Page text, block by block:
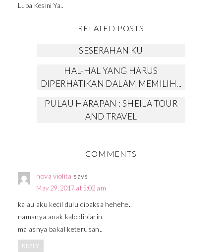
Lupa Kesini Ya..
RELATED POSTS
SESERAHAN KU
HAL-HAL YANG HARUS
DIPERHATIKAN DALAM MEMILIH...
PULAU HARAPAN : SHEILA TOUR
AND TRAVEL
COMMENTS
nova violita says
May 29, 2017 at 5:02 am
kalau aku kecil dulu dipaksa hehehe..
namanya anak kalo dibiarin.
malasnya bakal keterusan..
REPLY